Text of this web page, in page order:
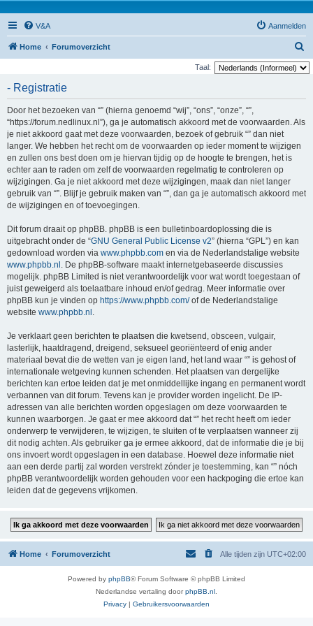
V&A Aanmelden
Home Forumoverzicht
o
Taal:
- Registratie
Door het bezoeken van “” (hierna genoemd “wij”, “ons”, “onze”, “”,
“https://forum.nedlinux.nl”), ga je automatisch akkoord met de voorwaarden. Als
je niet akkoord gaat met deze voorwaarden, bezoek of gebruik “” dan niet
langer. We hebben het recht om de voorwaarden op ieder moment te wijzigen
en zullen ons best doen om je hiervan tijdig op de hoogte te brengen, het is
echter aan te raden om zelf de voorwaarden regelmatig te controleren op
wijzigingen. Ga je niet akkoord met deze wijzigingen, maak dan niet langer
gebruik van “”. Blijf je gebruik maken van “”, dan ga je automatisch akkoord met
de wijzigingen en of toevoegingen.
Dit forum draait op phpBB. phpBB is een bulletinboardoplossing die is
uitgebracht onder de “GNU General Public License v2” (hierna “GPL”) en kan
gedownload worden via www.phpbb.com en via de Nederlandstalige website
www.phpbb.nl . De phpBB-software maakt internetgebaseerde discussies
mogelijk. phpBB Limited is niet verantwoordelijk voor wat wordt toegestaan of
juist geweigerd als toelaatbare inhoud en/of gedrag. Meer informatie over
phpBB kun je vinden op https://www.phpbb.com/of de Nederlandstalige
website www.phpbb.nl .
Je verklaart geen berichten te plaatsen die kwetsend, obsceen, vulgair,
lasterlijk, haatdragend, dreigend, seksueel georiënteerd of enig ander
materiaal bevat die de wetten van je eigen land, het land waar “” is gehost of
internationale wetgeving kunnen schenden. Het plaatsen van dergelijke
berichten kan ertoe leiden dat je met onmiddellijke ingang en permanent wordt
verbannen van dit forum. Tevens kan je provider worden ingelicht. De IP-
adressen van alle berichten worden opgeslagen om deze voorwaarden te
kunnen waarborgen. Je gaat er mee akkoord dat “” het recht heeft om ieder
onderwerp te verwijderen, te wijzigen, te sluiten of te verplaatsen wanneer zij
dit nodig achten. Als gebruiker ga je ermee akkoord, dat de informatie die je bij
ons invoert wordt opgeslagen in een database. Hoewel deze informatie niet
aan een derde partij zal worden verstrekt zónder je toestemming, kan “” nóch
phpBB verantwoordelijk worden gehouden voor een hackpoging die ertoe kan
leiden dat de gegevens vrijkomen.
Home Forumoverzicht Alle tijden zijn UTC+02:00
Powered by phpBB® Forum Software © phpBB Limited
Nederlandse vertaling doorphpBB.nl
Privacy | Gebruikersvoorwaarden